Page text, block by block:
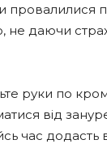
даючи
руки по
від
час додасть